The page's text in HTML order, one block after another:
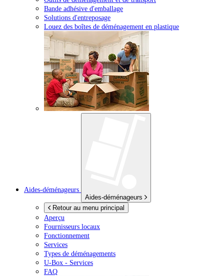
Bande adhésive d'emballage
Solutions d'entreposage
Louez des boîtes de déménagement en plastique
Aides-déménageurs
Aides-déménageurs
Retour au menu principal
Aperçu
Fournisseurs locaux
Fonctionnement
Services
Types de déménagements
U-Box - Services
FAQ